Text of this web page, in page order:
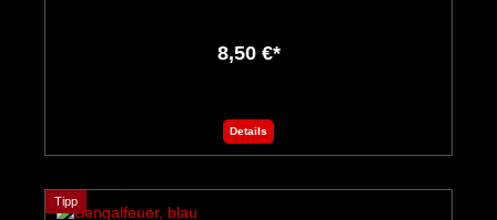
8,50 €*
Details
Tipp